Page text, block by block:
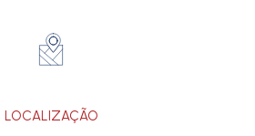
LOCALIZAÇÃO